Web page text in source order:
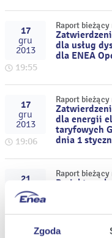
Zgoda
17
gru
2013
19:55
Raport
dla usług
dla ENEA
17
gru
2013
19:06
Raport
dla energii
taryfowych
dnia 1
21
lis
2013
11:16
Raport
Projekty
dzień 19
tekstu